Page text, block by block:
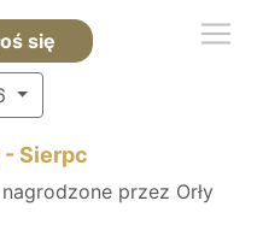
się
Sierpc
przez Orły